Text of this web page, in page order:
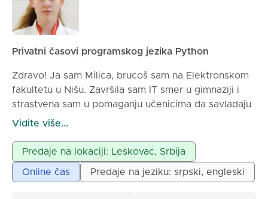
Privatni časovi programskog jezika Python
Zdravo! Ja sam Milica, brucoš sam na Elektronskom
fakultetu u Nišu. Završila sam IT smer u gimnaziji i
strastvena sam u pomaganju učenicima da savladaju
matematiku i programiranje (od programskih jezika
Nudim individualne časove za osnovce i
srednjoškolce, kao i pripreme za prijemne ispite.
Vidite više...
Predaje na lokaciji: Leskovac, Srbija
Online čas Predaje na jeziku: srpski, engleski